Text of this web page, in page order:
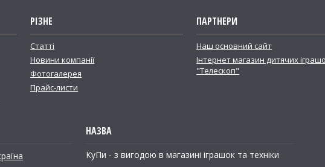
РІЗНЕ
Статті
Новини компанії
Фотогалерея
Прайс-листи
ПАРТНЕРИ
Наш основний сайт
Інтернет магазин дитячих
"Телескоп"
КуПи - з вигодою в магазині іграшок та техніки